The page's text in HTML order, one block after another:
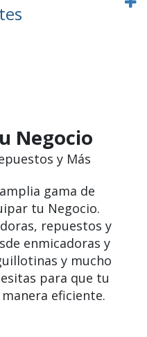
Negocio
y Más
gama de
tu Negocio.
repuestos y
enmicadoras y
y mucho
para que tu
eficiente.